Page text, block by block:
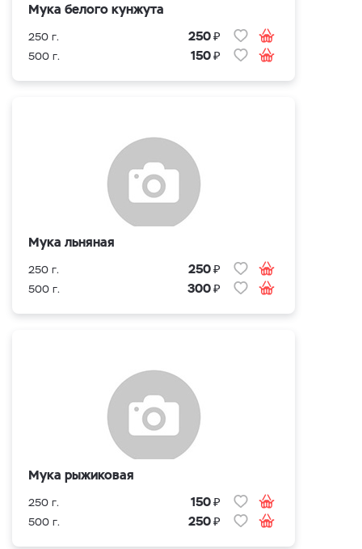
Мука белого кунжута
250 г. 250₽
500 г. 150₽
Мука льняная
250 г. 250₽
500 г. 300₽
Мука рыжиковая
250 г. 150₽
500 г. 250₽